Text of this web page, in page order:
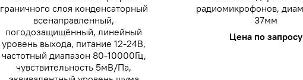
граничного слоя конденсаторный
всенаправленный,
погодозащищённый, линейный
уровень выхода, питание 12-24В,
частотный диапазон 80-10000Гц,
чувствительность 5мВ/Па,
радиомикрофонов,
37мм
Цена по запросу